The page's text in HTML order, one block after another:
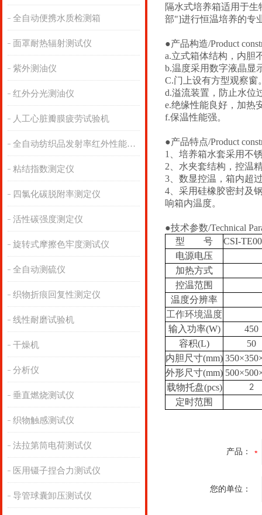
全自动便携水质检测箱
面罩耐热辐射测试仪
紫外测油仪
红外分光测油仪
人工心脏瓣膜疲劳试验机
全自动纺织品发射率红外性能分析
粘结指数测定仪
四氯化碳脱附率测定仪
活性碳强度测定仪
旋转式摩擦色牢度测试仪
全自动测硫仪
织物折痕回复性测定仪
线性耐磨试验机
干燥机
分析仪
垂直燃烧测试仪
织物触感测试仪
法拉第筒电荷测试仪
医用镊子捏合力测试仪
导管球囊卸压测试仪
隔水式培养箱适用于生
部"]进行恒温培养的专
●产品构造/Product
a.立式箱体结构，内胆
b.温度采用数字液晶显
C.门上设有方型观察窗
d.溢流装置，防止水位
e.绝缘性能良好，加热
f.保温性能强。
●产品特点/Product
1、培养箱水套采用不
2、水夹套结构，控温
3、数显控温，箱内超
4、采用硅橡胶密封及
响箱内温度。
●技术参数/Technical
型 号
CSI-
电源电压
加热方式
控温范围
温度分辨率
工作环境温度
输入功率(W)
450
容积(L)
50
内胆尺寸(mm) 350×350
外形尺寸(mm) 500
载物托盘(pcs) 2
定时范围
产品：
您的单位：